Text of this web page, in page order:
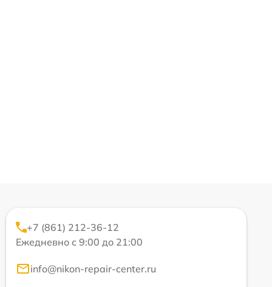
+7 (861) 212-36-12
Ежедневно с 9:00 до 21:00
info@nikon-repair-center.ru